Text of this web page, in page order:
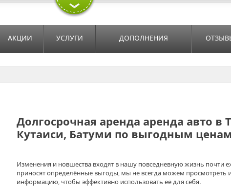
АКЦИИ УСЛУГИ ДОПОЛНЕНИЯ
Долгосрочная аренда аренда авто в
Кутаиси, Батуми по выгодным ценам
Изменения и новшества входят в нашу повседневную жизнь почти
приносят определённые выгоды, мы не всегда можем просмотреть
информацию, чтобы эффективно использовать её для себя.